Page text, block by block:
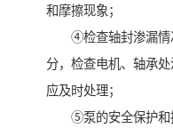
和摩擦现象；
④检查轴封渗漏情
分，检查电机、轴承
应及时处理；
⑤泵的安全保护和